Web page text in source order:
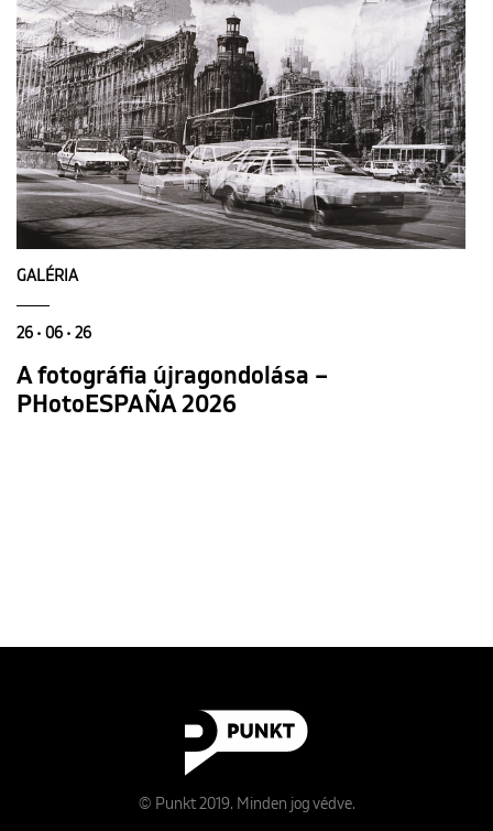
GALÉRIA
26 • 06 • 26
A fotográfia újragondolása –
PHotoESPAÑA 2026
© Punkt 2019. Minden jog védve.